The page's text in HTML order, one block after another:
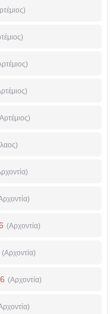
(Αρχοντία)
(Αρχοντία)
(Αρχοντία)